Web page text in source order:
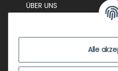
Alle
ÜBER UNS